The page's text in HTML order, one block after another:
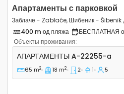
Апартаменты с парковкой
Заблаче - Zablaće, Шибеник - Šibenik
400 m од пляжа
БЕСПЛАТНАЯ
Объекты проживания:
Двухкомнатные
АПАРТАМЕНТЫ A-22255-a
65 m2 18 m2 2 1 5